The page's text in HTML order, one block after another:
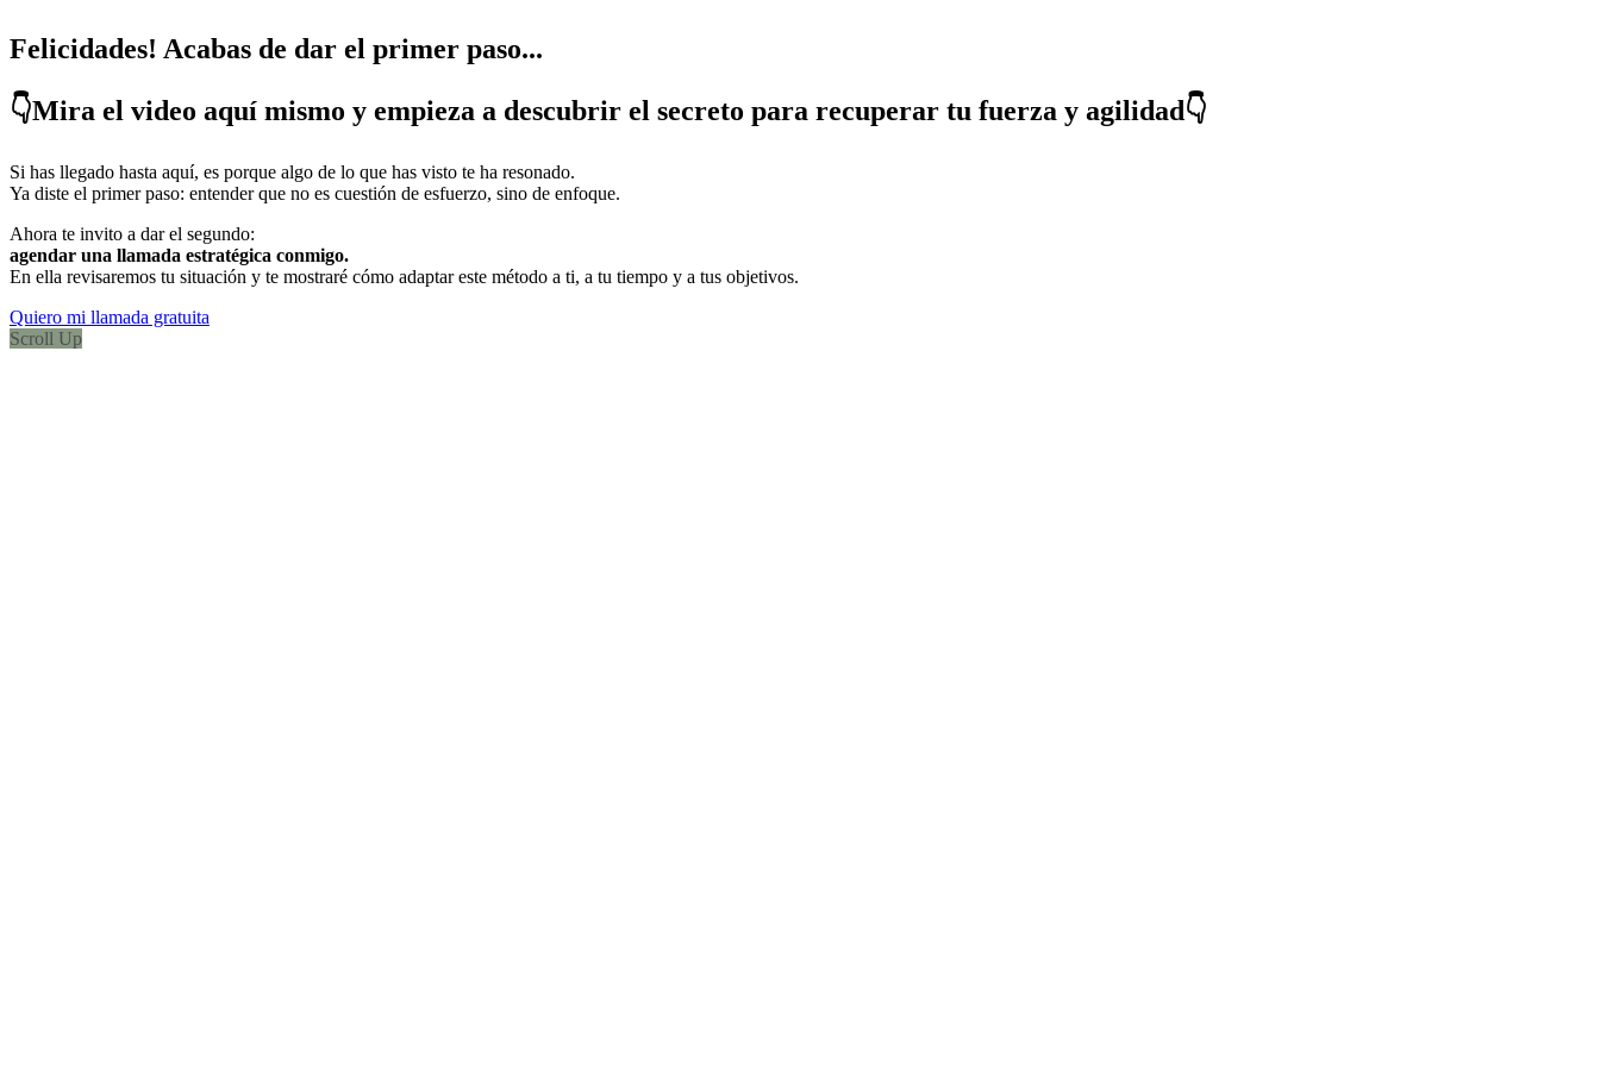
Felicidades! Acabas de dar el primer paso...
👇Mira el video aquí mismo y empieza a descubrir el secreto para recuperar tu fuerza y agilidad👇
Si has llegado hasta aquí, es porque algo de lo que has visto te ha resonado.
Ya diste el primer paso: entender que no es cuestión de esfuerzo, sino de enfoque.
Ahora te invito a dar el segundo:
agendar una llamada estratégica conmigo.
En ella revisaremos tu situación y te mostraré cómo adaptar este método a ti, a tu tiempo y a tus objetivos.
Quiero mi llamada gratuita
Scroll Up